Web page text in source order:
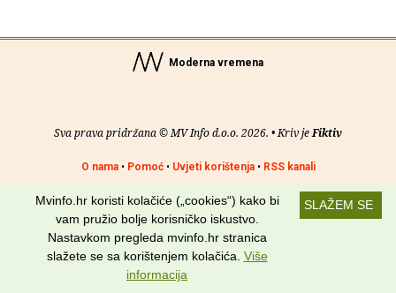
Moderna vremena
Sva prava pridržana © MV Info d.o.o. 2026. • Kriv jeFiktiv
O nama• Pomoć• Uvjeti korištenja• RSS kanali
Potraži nas na: SLAŽEM SE
Mvinfo.hr koristi kolačiće („cookies“) kako bi
vam pružio bolje korisničko iskustvo.
Nastavkom pregleda mvinfo.hr stranica
slažete se sa korištenjem kolačića. Više
informacija